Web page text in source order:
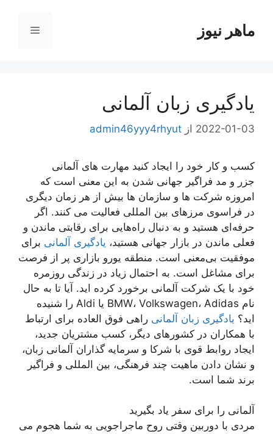
محتواماهر نیوز فهرست
یادگیری زبان آلمانی
2022-01-03 از admin46yyy4rhyut
کسب و کار خود را ایجاد کنید مهارت های آلمانی
جزر و مد فراگیر جهانی شدن به این معنی است که
امروزه شرکت ها و سازمان ها بیش از هر زمان دیگری
در فراسوی مرزهای بین المللی فعالیت می کنند. اگر
حرفه‌ای هستید و به دنبال راه‌هایی برای رقابتی ماندن و
فعلی ماندن در بازار جهانی هستید، یادگیری آلمانی برای
موفقیت بی‌معنی است. منطقه یورو بازاری پر از فرصت
برای مشاغل است. به احتمال زیاد در زندگی روزمره
خود با یک شرکت آلمانی برخورد کرده اید. آیا تا به حال
نام BMW، Volkswagen، Adidas یا Aldi را شنیده
اید؟ یادگیری زبان آلمانی راهی فوق العاده برای ارتباط
با همکاران در کشورهای دیگر، کسب مشتریان جدید،
ایجاد روابط قوی با شرکا و سرمایه گذاران آلمانی زبان،
و نشان دادن ماهیت چند فرهنگی، بین المللی و فراگیر
برند شما است.
آلمانی را برای سفر یاد بگیرید
مردی با دوربین وقتی روح ماجراجویی به شما هجوم می